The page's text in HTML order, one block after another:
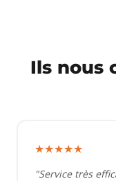
Ils nous
★★★★★
"Service très